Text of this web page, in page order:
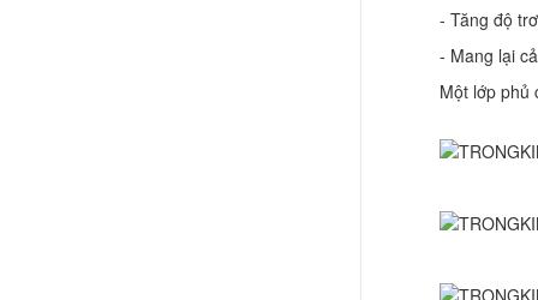
- Tăng độ
- Mang lại
Một lớp phủ